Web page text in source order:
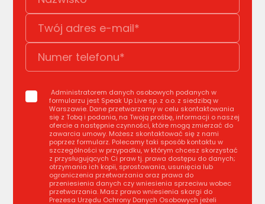
Administratorem danych osobowych podanych w
formularzu jest Speak Up Live sp. z o.o. z siedzibą w
Warszawie. Dane przetwarzamy w celu skontaktowania
się z Tobą i podania, na Twoją prośbę, informacji o naszej
ofercie a następnie czynności, które mogą zmierzać do
zawarcia umowy. Możesz skontaktować się z nami
poprzez formularz. Polecamy taki sposób kontaktu w
szczególności w przypadku, w którym chcesz skorzystać
z przysługujących Ci praw tj. prawa dostępu do danych;
otrzymania ich kopii, sprostowania, usunięcia lub
ograniczenia przetwarzania oraz prawa do
przeniesienia danych czy wniesienia sprzeciwu wobec
przetwarzania. Masz prawo wniesienia skargi do
Prezesa Urzędu Ochrony Danych Osobowych jeżeli